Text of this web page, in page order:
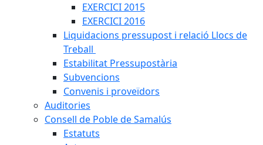
EXERCICI 2015
EXERCICI 2016
Liquidacions pressupost i relació Llocs de
Treball
Estabilitat Pressupostària
Subvencions
Convenis i proveïdors
Auditories
Consell de Poble de Samalús
Estatuts